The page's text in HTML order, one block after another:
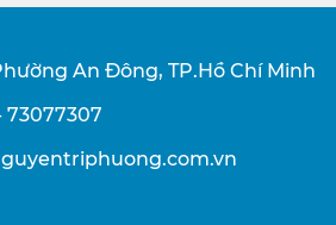
An Đông, TP.Hồ Chí Minh
73077307